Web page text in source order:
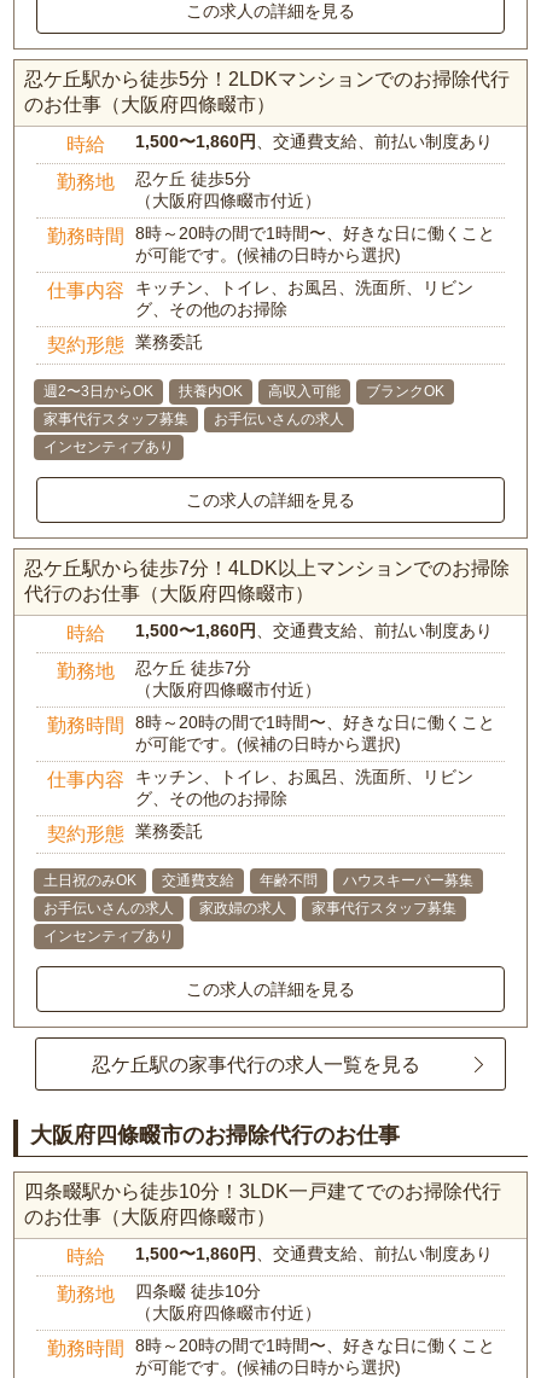
この求人の詳細を見る
忍ケ丘駅から徒歩5分！2LDKマンションでのお掃除代行
のお仕事（大阪府四條畷市）
時給 1,500〜1,860円、交通費支給、前払い制度あり
勤務地
忍ケ丘 徒歩5分
（大阪府四條畷市付近）
勤務時間
8時～20時の間で1時間〜、好きな日に働くこと
が可能です。(候補の日時から選択)
仕事内容
キッチン、トイレ、お風呂、洗面所、リビン
グ、その他のお掃除
契約形態 業務委託
週2〜3日からOK 扶養内OK 高収入可能
ブランクOK
家事代行スタッフ募集
お手伝いさんの求人
インセンティブあり
この求人の詳細を見る
忍ケ丘駅から徒歩7分！4LDK以上マンションでのお掃除
代行のお仕事（大阪府四條畷市）
時給 1,500〜1,860円、交通費支給、前払い制度あり
勤務地
忍ケ丘 徒歩7分
（大阪府四條畷市付近）
勤務時間
8時～20時の間で1時間〜、好きな日に働くこと
が可能です。(候補の日時から選択)
仕事内容
キッチン、トイレ、お風呂、洗面所、リビン
グ、その他のお掃除
契約形態 業務委託
土日祝のみOK 交通費支給 年齢不問
ハウスキーパー募集
お手伝いさんの求人
家政婦の求人
家事代行スタッフ募集
インセンティブあり
この求人の詳細を見る
忍ケ丘駅の家事代行の求人一覧を見る
大阪府四條畷市のお掃除代行のお仕事
四条畷駅から徒歩10分！3LDK一戸建てでのお掃除代行
のお仕事（大阪府四條畷市）
時給 1,500〜1,860円 、交通費支給、前払い制度あり
勤務地
四条畷 徒歩10分
（大阪府四條畷市付近）
勤務時間
8時～20時の間で1時間〜、好きな日に働くこと
が可能です。(候補の日時から選択)